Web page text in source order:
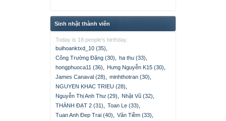
Sinh nhật thành viên
Today is 18 people's birthday.
buihoanktxd_10 (35)
Công Trường Đặng (30)
ha thu (33)
hongphuoca11 (36)
Hưng Nguyễn K15 (30)
James Canaval (28)
minhthotran (30)
NGUYEN KHAC TRIEU (28)
Nguyễn Thị Anh Thư (29)
Nhật Vũ (32)
THÀNH ĐẠT 2 (31)
Toan Le (33)
Tuan Anh Đep Trai (40)
Văn Tiềm (33)